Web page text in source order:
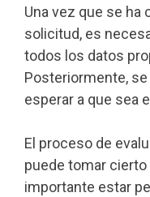
Una vez que se ha
solicitud, es
todos los datos
Posteriormente,
esperar a que sea
El proceso de
puede tomar
importante estar